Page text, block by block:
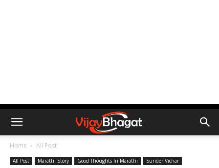
Home All Post
All Post Marathi Story Good Thoughts In Marathi Sunder Vichar